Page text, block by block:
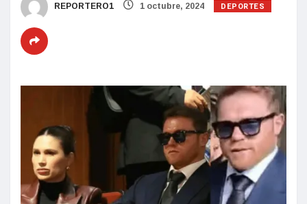
REPORTERO1 1 octubre, 2024 DEPORTES